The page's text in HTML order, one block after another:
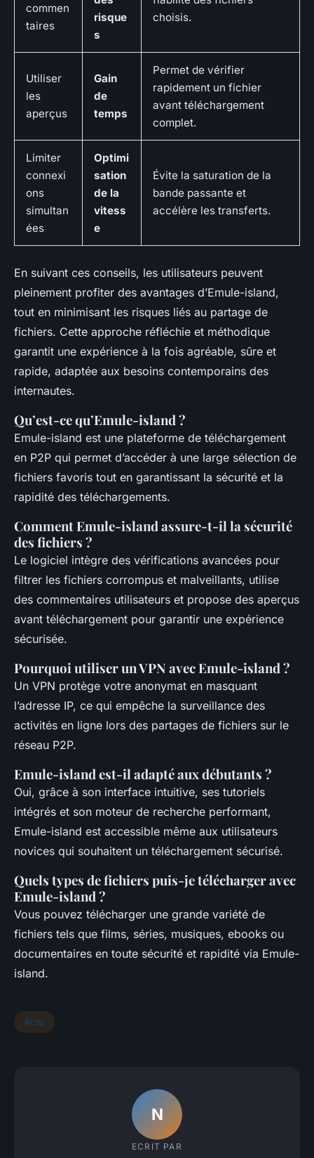
commen
taires
risque
s
choisis.
Utiliser
les
aperçus
Gain
de
temps
Permet de vérifier
rapidement un fichier
avant téléchargement
complet.
Limiter
connexi
ons
simultan
ées
Optimi
sation
de la
vitess
e
Évite la saturation de la
bande passante et
accélère les transferts.
En suivant ces conseils, les utilisateurs peuvent
pleinement profiter des avantages d’Emule-island,
tout en minimisant les risques liés au partage de
fichiers. Cette approche réfléchie et méthodique
garantit une expérience à la fois agréable, sûre et
rapide, adaptée aux besoins contemporains des
internautes.
Qu’est-ce qu’Emule-island ?
Emule-island est une plateforme de téléchargement
en P2P qui permet d’accéder à une large sélection de
fichiers favoris tout en garantissant la sécurité et la
rapidité des téléchargements.
Comment Emule-island assure-t-il la sécurité
des fichiers ?
Le logiciel intègre des vérifications avancées pour
filtrer les fichiers corrompus et malveillants, utilise
des commentaires utilisateurs et propose des aperçus
avant téléchargement pour garantir une expérience
sécurisée.
Pourquoi utiliser un VPN avec Emule-island ?
Un VPN protège votre anonymat en masquant
l’adresse IP, ce qui empêche la surveillance des
activités en ligne lors des partages de fichiers sur le
réseau P2P.
Emule-island est-il adapté aux débutants ?
Oui, grâce à son interface intuitive, ses tutoriels
intégrés et son moteur de recherche performant,
Emule-island est accessible même aux utilisateurs
novices qui souhaitent un téléchargement sécurisé.
Quels types de fichiers puis-je télécharger avec
Emule-island ?
Vous pouvez télécharger une grande variété de
fichiers tels que films, séries, musiques, ebooks ou
documentaires en toute sécurité et rapidité via Emule-
island.
Actu
N
ECRIT PAR